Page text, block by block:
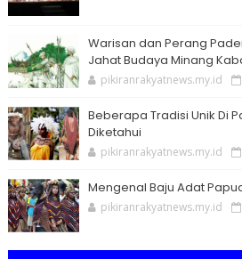
Warisan dan Perang
Jahat Budaya Minang
pikiranrakyatnews.my.id
Beberapa Tradisi Unik Di
Diketahui
pikiranrakyatnews.my.id
Mengenal Baju Adat
pikiranrakyatnews.my.id